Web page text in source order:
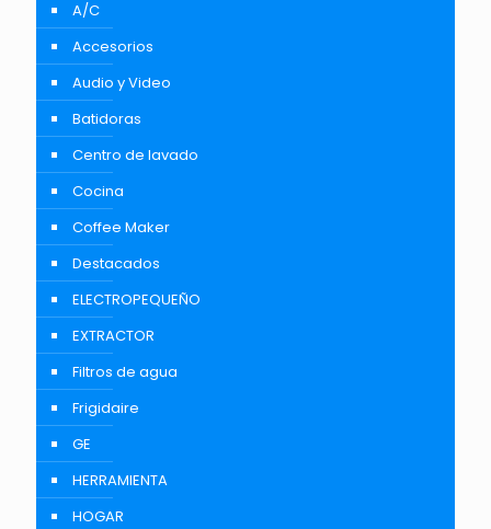
A/C
Accesorios
Audio y Video
Batidoras
Centro de lavado
Cocina
Coffee Maker
Destacados
ELECTROPEQUEÑO
EXTRACTOR
Filtros de agua
Frigidaire
GE
HERRAMIENTA
HOGAR